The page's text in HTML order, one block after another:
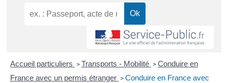
Accueil particuliers > Transports - Mobilité > Conduire en
France avec un permis étranger > Conduire en France avec